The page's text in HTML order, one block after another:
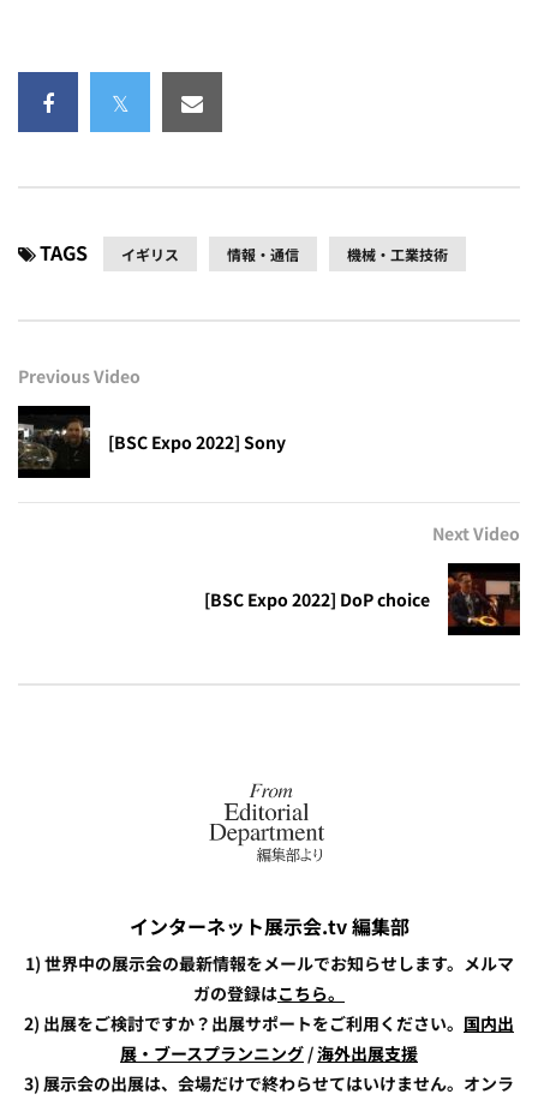
TAGS イギリス 情報・通信 機械・工業技術
Previous Video
[BSC Expo 2022] Sony
Next Video
[BSC Expo 2022] DoP choice
インターネット展示会.tv 編集部
1) 世界中の展示会の最新情報をメールでお知らせします。メルマ
ガの登録はこちら。
2) 出展をご検討ですか？出展サポートをご利用ください。 国内出
展・ブースプランニング /海外出展支援
3) 展示会の出展は、会場だけで終わらせてはいけません。オンラ